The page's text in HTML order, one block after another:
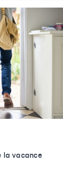
la vacance